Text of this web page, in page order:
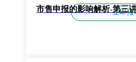
市售申报的影响解析-第三
立即报